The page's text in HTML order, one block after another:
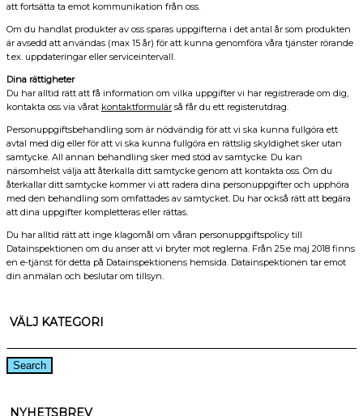
att fortsätta ta emot kommunikation från oss.
Om du handlat produkter av oss sparas uppgifterna i det antal år som produkten
är avsedd att användas (max 15 år) för att kunna genomföra våra tjänster rörande
t.ex. uppdateringar eller serviceintervall.
Dina rättigheter
Du har alltid rätt att få information om vilka uppgifter vi har registrerade om dig,
kontakta oss via vårat kontaktformulär så får du ett registerutdrag.
Personuppgiftsbehandling som är nödvändig för att vi ska kunna fullgöra ett
avtal med dig eller för att vi ska kunna fullgöra en rättslig skyldighet sker utan
samtycke. All annan behandling sker med stöd av samtycke. Du kan
närsomhelst välja att återkalla ditt samtycke genom att kontakta oss. Om du
återkallar ditt samtycke kommer vi att radera dina personuppgifter och upphöra
med den behandling som omfattades av samtycket. Du har också rätt att begära
att dina uppgifter kompletteras eller rättas.
Du har alltid rätt att inge klagomål om våran personuppgiftspolicy till
Datainspektionen om du anser att vi bryter mot reglerna. Från 25:e maj 2018 finns
en e-tjänst för detta på Datainspektionens hemsida. Datainspektionen tar emot
din anmälan och beslutar om tillsyn.
VÄLJ KATEGORI
Search
NYHETSBREV